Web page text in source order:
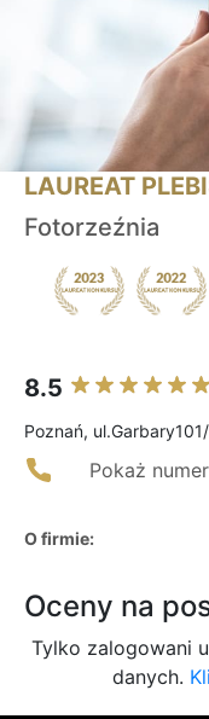
LAUREAT
Fotorzeźnia
8.5
Poznań, ul.Garbary101/
Pokaż
O firmie:
Oceny na
Tylko zalogowani
danych.